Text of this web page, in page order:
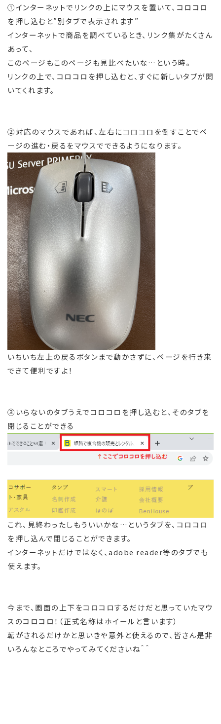
①インターネットでリンクの上にマウスを置いて、コロコロ
を押し込むと”別タブで表示されます”
インターネットで商品を調べているとき、リンク集がたくさん
あって、
このページもこのページも見比べたいな…という時。
リンクの上で、コロコロを押し込むと、すぐに新しいタブが開
いてくれます。
②対応のマウスであれば、左右にコロコロを倒すことでペ
ージの進む・戻るをマウスでできるようになります。
いちいち左上の戻るボタンまで動かさずに、ページを行き来
できて便利ですよ！
③いらないのタブうえでコロコロを押し込むと、そのタブを
閉じることができる
これ、見終わったしもういいかな…というタブを、コロコロ
を押し込んで閉じることができます。
インターネットだけではなく、adobe reader等のタブでも
使えます。
今まで、画面の上下をコロコロするだけだと思っていたマウ
スのコロコロ！（正式名称はホイールと言います）
転がされるだけかと思いきや意外と使えるので、皆さん是非
いろんなところでやってみてくださいね＾＾